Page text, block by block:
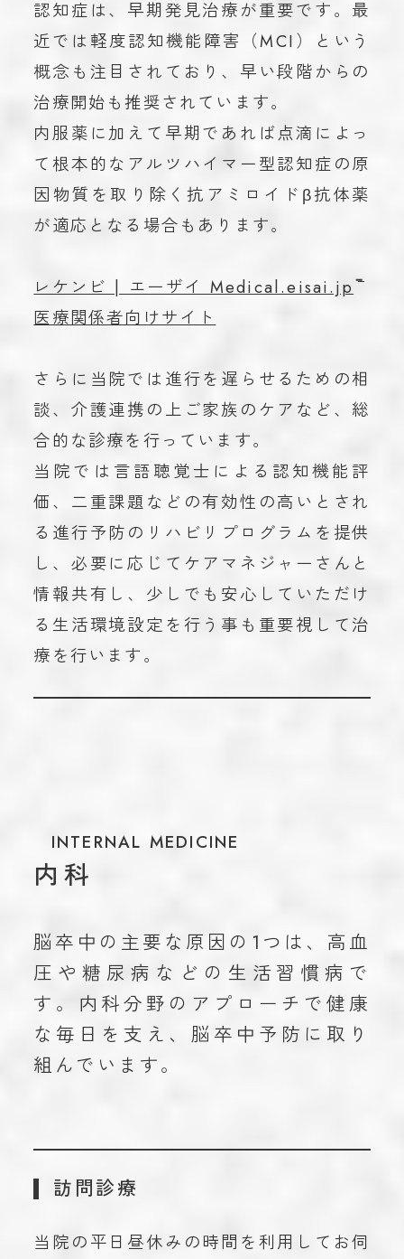
認知症は、早期発見治療が重要です。最
近では軽度認知機能障害（MCI）という
概念も注目されており、早い段階からの
治療開始も推奨されています。
内服薬に加えて早期であれば点滴によっ
て根本的なアルツハイマー型認知症の原
因物質を取り除く抗アミロイドβ抗体薬
が適応となる場合もあります。
レケンビ | エーザイ Medical.eisai.jp
医療関係者向けサイト
さらに当院では進行を遅らせるための相
談、介護連携の上ご家族のケアなど、総
合的な診療を行っています。
当院では言語聴覚士による認知機能評
価、二重課題などの有効性の高いとされ
る進行予防のリハビリプログラムを提供
し、必要に応じてケアマネジャーさんと
情報共有し、少しでも安心していただけ
る生活環境設定を行う事も重要視して治
療を行います。
INTERNAL MEDICINE
内科
脳卒中の主要な原因の1つは、高血
圧や糖尿病などの生活習慣病で
す。内科分野のアプローチで健康
な毎日を支え、脳卒中予防に取り
組んでいます。
訪問診療
当院の平日昼休みの時間を利用してお伺